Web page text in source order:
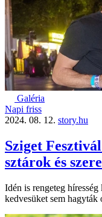
Galéria
Napi friss
2024. 08. 12. story.hu
Sziget
sztárok és
Idén is rengeteg
kedvesüket sem hagyták